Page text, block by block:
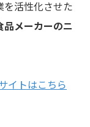
を活性化させた
品メーカーのニ
イトはこちら